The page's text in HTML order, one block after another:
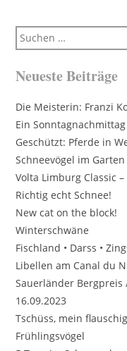
Suchen
nach:
Neueste Beiträge
Die Meisterin: Franzi
Ein
Geschützt: Pferde in
Schneevögel im Garten
Volta Limburg Classic –
Richtig echt Schnee!
New cat on the block!
Winterschwäne
Fischland • Darss •
Libellen am Canal du
Sauerländer Bergpreis
16.09.2023
Tschüss, mein
Frühlingsvögel